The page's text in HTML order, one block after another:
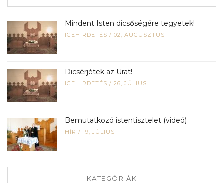
Mindent Isten dicsőségére tegyetek!
IGEHIRDETÉS / 02, AUGUSZTUS
Dicsérjétek az Urat!
IGEHIRDETÉS / 26, JÚLIUS
Bemutatkozó istentisztelet (videó)
HÍR / 19, JÚLIUS
KATEGÓRIÁK